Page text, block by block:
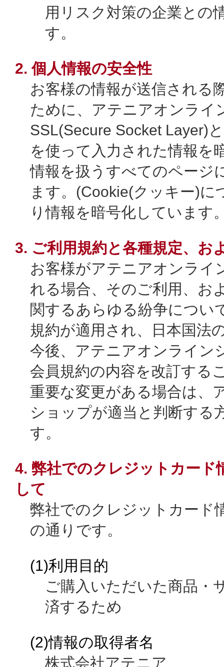
用リスク対策の企業との
す。
2. 個人情報の安全性
お客様の情報が送信される
ために、アテニアオンライ
SSL(Secure Socket Layer)
を使って入力された情報を
情報を扱うすべてのページ
ます。(Cookie(クッキー)に
り情報を暗号化しています
3. ご利用規約と各種規定、お
お客様がアテニアオンライ
れる場合、そのご利用、お
関するあらゆる紛争につい
規約が適用され、日本国法
今後、アテニアオンライン
会員規約の内容を改訂する
重要な変更がある場合は、
ショップが適当と判断する
す。
4. 弊社でのクレジットカード
して
弊社でのクレジットカード
の通りです。
(1)利用目的
ご購入いただいた商品・
済するため
(2)情報の取得者名
株式会社アテニア